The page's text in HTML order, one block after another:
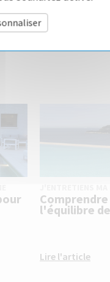
Comprendre
l'équilibre
Lire l'article